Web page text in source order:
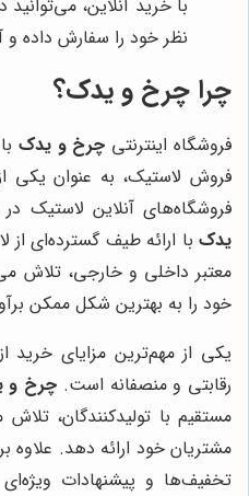
با خرید آنلاین،
نظر خود را سفارش داده و
چرا چرخ و یدک؟
فروشگاه اینترنتی چرخ و یدک
فروش لاستیک، به عنوان یکی
فروشگاه‌های آنلاین لاستیک
یدک با ارائه طیف گسترده‌ای
معتبر داخلی و خارجی، تلاش
خود را به بهترین شکل ممکن
یکی از مهم‌ترین مزایای خرید
رقابتی و منصفانه است. چرخ و
مستقیم با تولیدکنندگان،
مشتریان خود ارائه دهد. علاوه
تخفیف‌ها و پیشنهادات